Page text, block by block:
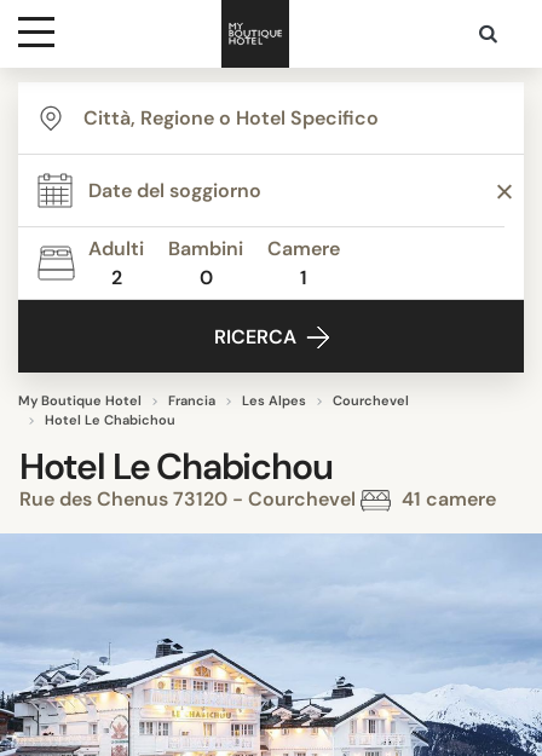
Destinazioni
Ispirazione
Contatti
Adulti
2
Bambini
0
Camere
1
RICERCA
My Boutique Hotel Francia Les Alpes
Courchevel
Hotel Le Chabichou
Hotel Le Chabichou
Rue des Chenus 73120 - Courchevel 41 camere